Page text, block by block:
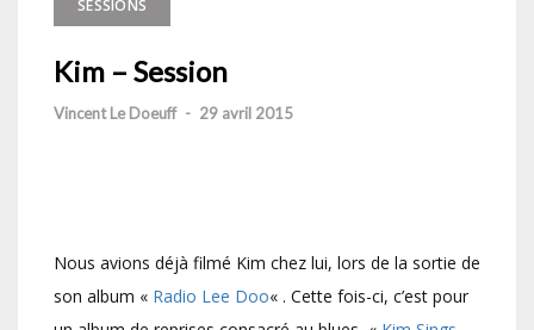
SESSIONS
Kim – Session
Vincent Le Doeuff - 29 avril 2015
Nous avions déjà filmé Kim chez lui, lors de la sortie de
son album « Radio Lee Doo« . Cette fois-ci, c’est pour